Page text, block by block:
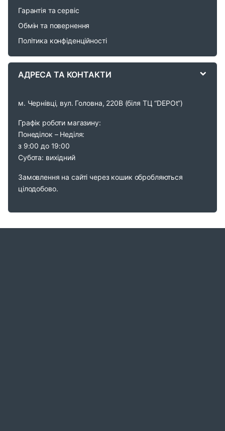
Гарантія та сервіс
Обмін та повернення
Політика конфіденційності
АДРЕСА ТА КОНТАКТИ
м. Чернівці, вул. Головна, 220В (біля ТЦ “DEPOt”)
Графік роботи магазину:
Понеділок – Неділя:
з 9:00 до 19:00
Субота: вихідний
Замовлення на сайті через кошик обробляються
цілодобово.